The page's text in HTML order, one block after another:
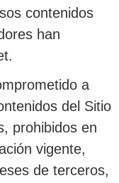
contenidos
han
a
del Sitio
prohibidos en
vigente,
de terceros,